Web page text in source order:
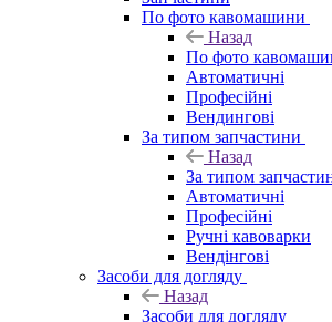
По фото кавомашини
Назад
По фото
Автоматичні
Професійні
Вендингові
За типом запчастини
Назад
За типом
Автоматичні
Професійні
Ручні кавоварки
Вендінгові
Засоби для догляду
Назад
Засоби для догляду